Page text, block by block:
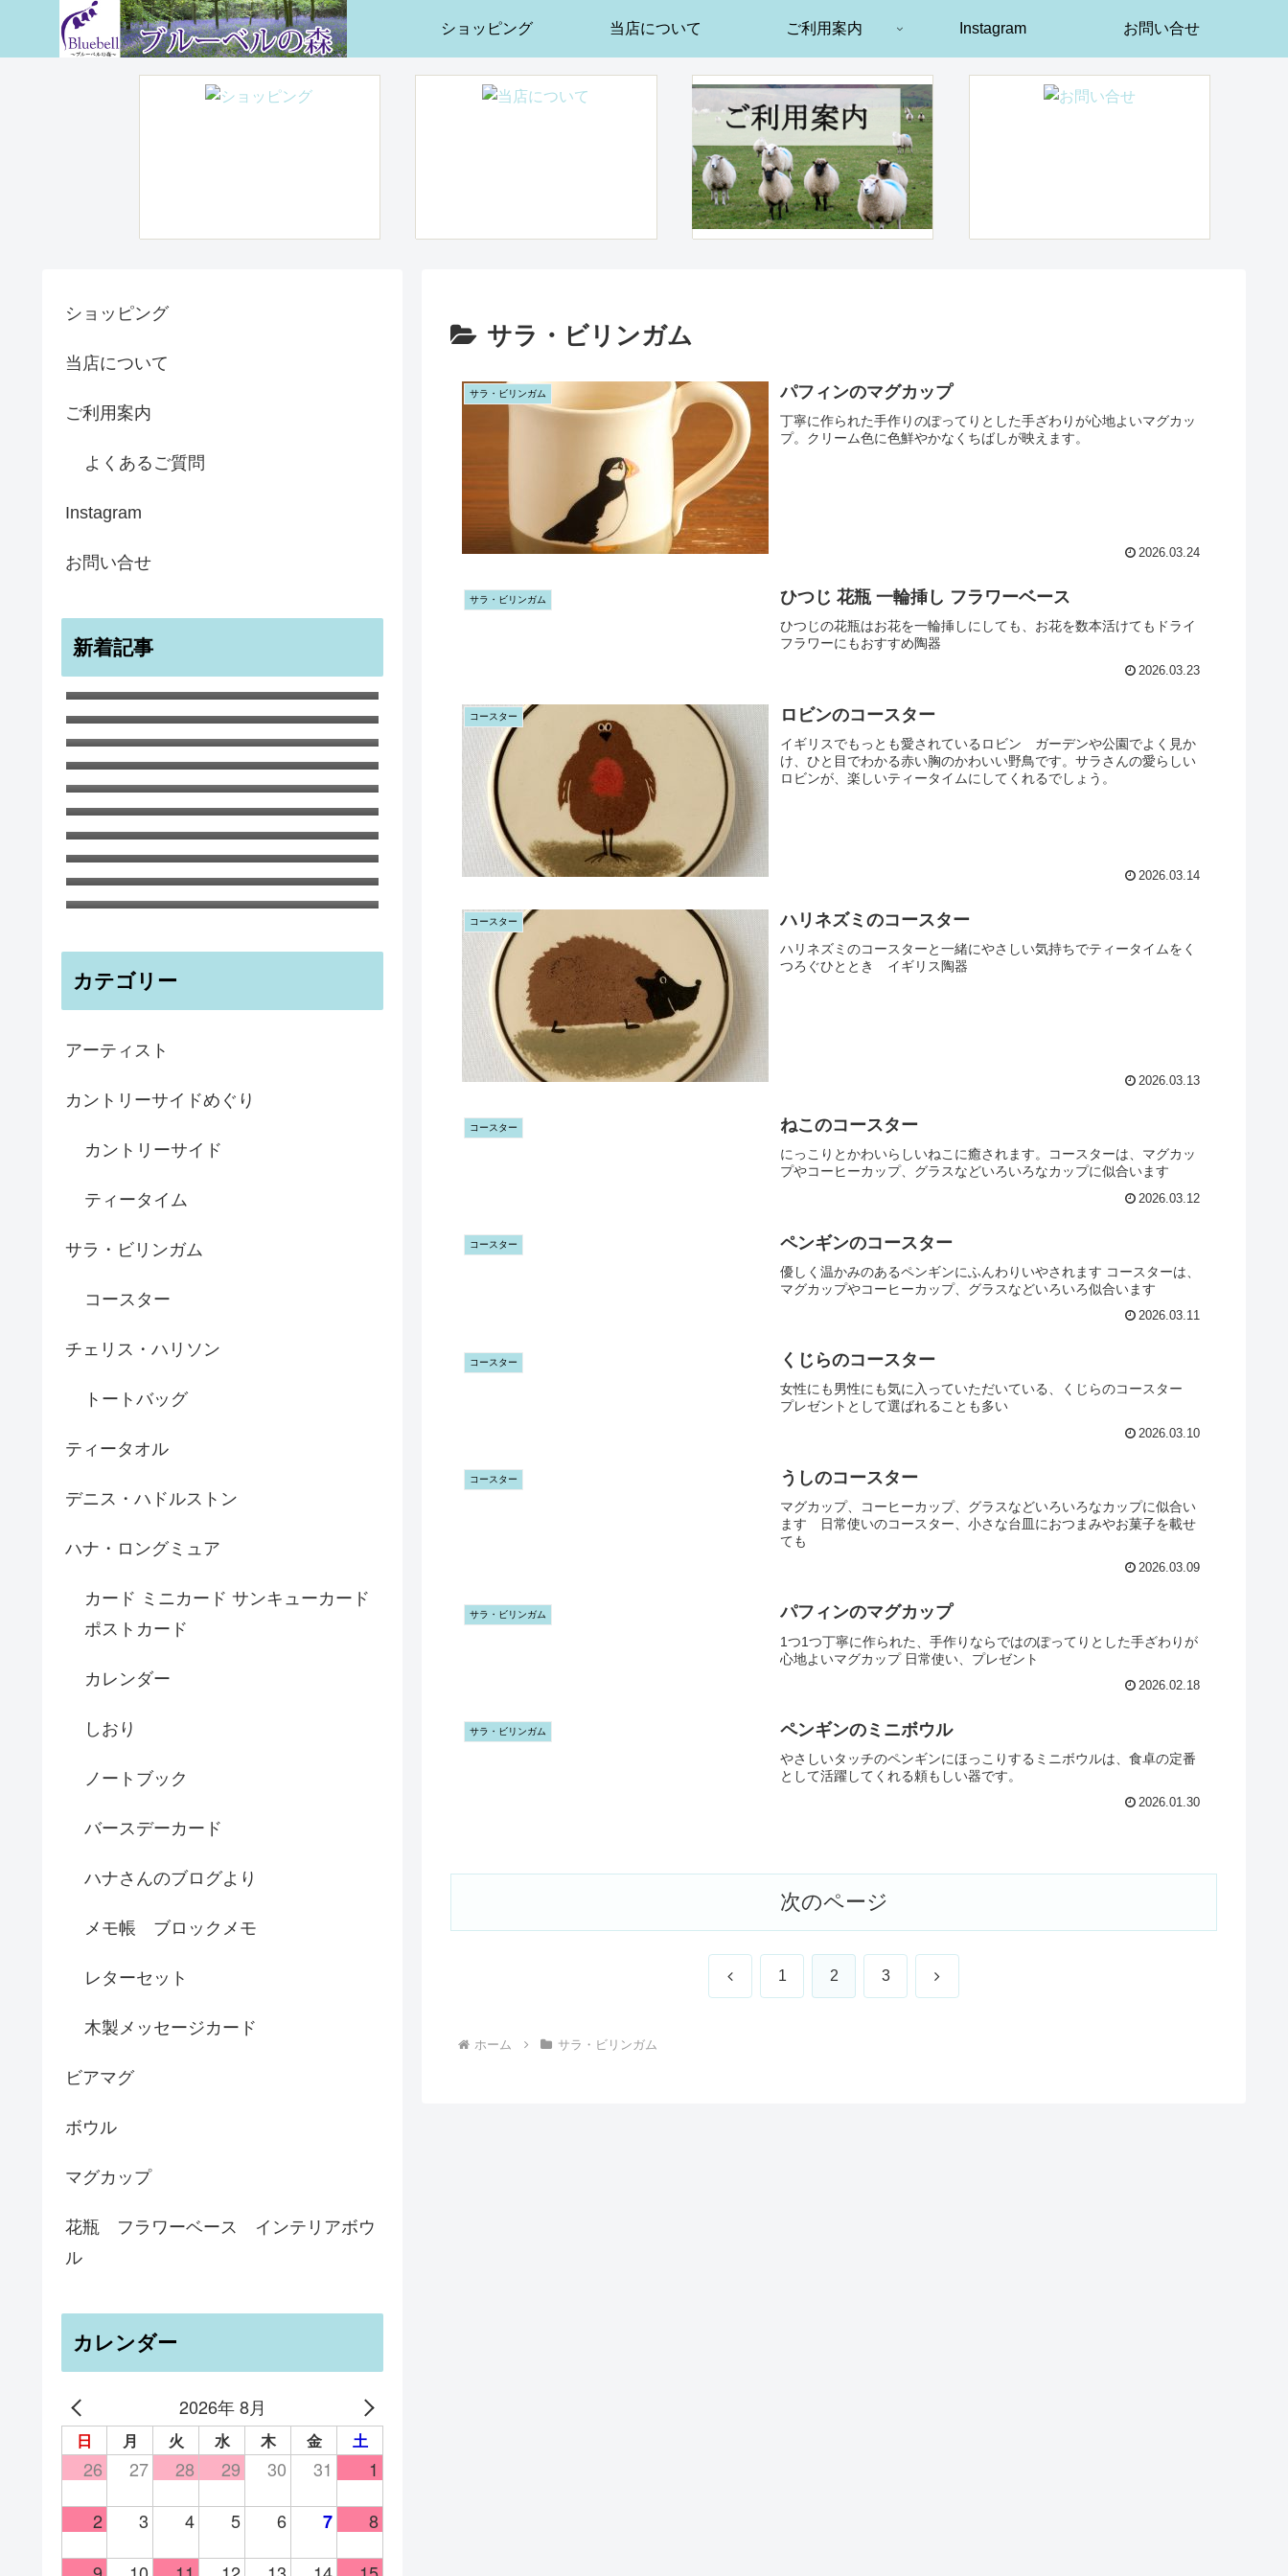
ショッピング 当店について ご利用案内 Instagram お問い合せ
サラ・ビリンガム
サラ・ビリンガム パフィンのマグカップ
丁寧に作られた手作りのぽってりとした手ざわりが心地よいマグカッ
プ。クリーム色に色鮮やかなくちばしが映えます。
2026.03.24
サラ・ビリンガム ひつじ 花瓶 一輪挿し フラワーベース
ひつじの花瓶はお花を一輪挿しにしても、お花を数本活けてもドライ
フラワーにもおすすめ陶器
2026.03.23
コースター ロビンのコースター
イギリスでもっとも愛されているロビン ガーデンや公園でよく見か
け、ひと目でわかる赤い胸のかわいい野鳥です。サラさんの愛らしい
ロビンが、楽しいティータイムにしてくれるでしょう。
2026.03.14
コースター ハリネズミのコースター
ハリネズミのコースターと一緒にやさしい気持ちでティータイムをく
つろぐひととき イギリス陶器
2026.03.13
コースター ねこのコースター
にっこりとかわいらしいねこに癒されます。コースターは、マグカッ
プやコーヒーカップ、グラスなどいろいろなカップに似合います
2026.03.12
コースター ペンギンのコースター
優しく温かみのあるペンギンにふんわりいやされます コースターは、
マグカップやコーヒーカップ、グラスなどいろいろ似合います
2026.03.11
コースター くじらのコースター
女性にも男性にも気に入っていただいている、くじらのコースター
プレゼントとして選ばれることも多い
2026.03.10
コースター うしのコースター
マグカップ、コーヒーカップ、グラスなどいろいろなカップに似合い
ます 日常使いのコースター、小さな台皿におつまみやお菓子を載せ
ても
2026.03.09
サラ・ビリンガム パフィンのマグカップ
1つ1つ丁寧に作られた、手作りならではのぽってりとした手ざわりが
心地よいマグカップ 日常使い、プレゼント
2026.02.18
サラ・ビリンガム ペンギンのミニボウル
やさしいタッチのペンギンにほっこりするミニボウルは、食卓の定番
として活躍してくれる頼もしい器です。
2026.01.30
次のページ
前 1 2 3 次
ホーム サラ・ビリンガム
ショッピング
当店について
ご利用案内
よくあるご質問
Instagram
お問い合せ
新着記事
宇宙のような無限のすばらしきかな
幸せ ノートブック A5
ワイルド・チャイルド ポストカー
ド１０枚セット
白ひつじ マグカップ
サマー・ツリー スコットランドの
夏の風景
8月 厳しい暑さが続いています
６月のガーデンでの生命と死 ハナ
さんのブログ
イギリス海峡のチャンネル諸島のひ
とつ、ガンジー島の海のブルー イ
ンテリアボウル
ビアマグ 350ml 鉄さび釉 イギリ
ス 陶器
子どもにもおすすめ！ ガーデンの
ノートブックA6 ティリー島の海と
森 ハナさんより
パフィン マグカップ
カテゴリー
アーティスト
カントリーサイドめぐり
カントリーサイド
ティータイム
サラ・ビリンガム
コースター
チェリス・ハリソン
トートバッグ
ティータオル
デニス・ハドルストン
ハナ・ロングミュア
カード ミニカード サンキューカード
ポストカード
カレンダー
しおり
ノートブック
バースデーカード
ハナさんのブログより
メモ帳 ブロックメモ
レターセット
木製メッセージカード
ビアマグ
ボウル
マグカップ
花瓶 フラワーベース インテリアボウ
ル
カレンダー
2026年 8月
日 月 火 水 木 金 土
26 27 28 29 30 31 1
2 3 4 5 6 7 8